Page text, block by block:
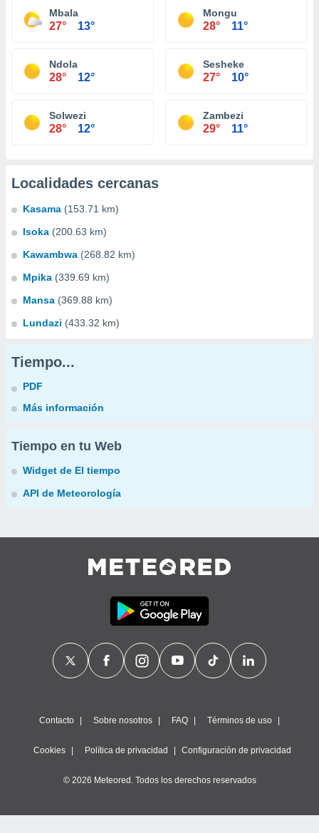
Mbala
27° 13°
Mongu
28° 11°
Ndola
28° 12°
Sesheke
27° 10°
Solwezi
28° 12°
Zambezi
29° 11°
Localidades cercanas
Kasama (153.71 km)
Isoka (200.63 km)
Kawambwa (268.82 km)
Mpika (339.69 km)
Mansa (369.88 km)
Lundazi (433.32 km)
Tiempo...
PDF
Más información
Tiempo en tu Web
Widget de El tiempo
API de Meteorología
Contacto Sobre nosotros FAQ Términos de uso
Cookies Política de privacidad Configuración de privacidad
© 2026 Meteored. Todos los derechos reservados